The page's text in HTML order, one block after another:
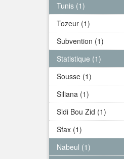
Tunis (1)
Tozeur (1)
Subvention (1)
Statistique (1)
Sousse (1)
Siliana (1)
Sidi Bou Zid (1)
Sfax (1)
Nabeul (1)